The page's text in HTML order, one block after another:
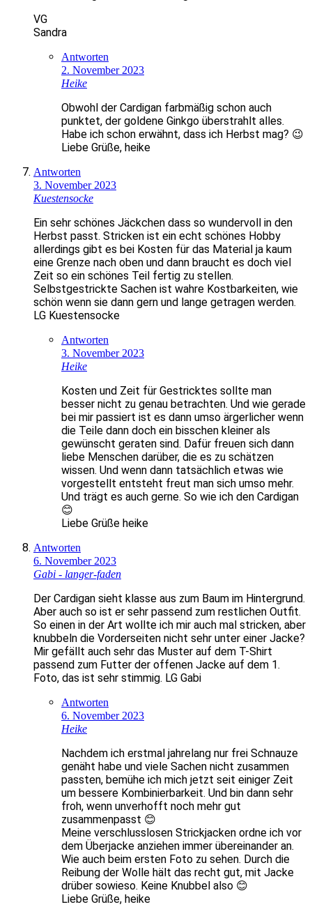
VG
Sandra
Antworten
2. November 2023
Heike
Obwohl der Cardigan farbmäßig schon auch
punktet, der goldene Ginkgo überstrahlt alles.
Habe ich schon erwähnt, dass ich Herbst mag? 😉
Liebe Grüße, heike
Antworten
3. November 2023
Kuestensocke
Ein sehr schönes Jäckchen dass so wundervoll in den
Herbst passt. Stricken ist ein echt schönes Hobby
allerdings gibt es bei Kosten für das Material ja kaum
eine Grenze nach oben und dann braucht es doch viel
Zeit so ein schönes Teil fertig zu stellen.
Selbstgestrickte Sachen ist wahre Kostbarkeiten, wie
schön wenn sie dann gern und lange getragen werden.
LG Kuestensocke
Antworten
3. November 2023
Heike
Kosten und Zeit für Gestricktes sollte man
besser nicht zu genau betrachten. Und wie gerade
bei mir passiert ist es dann umso ärgerlicher wenn
die Teile dann doch ein bisschen kleiner als
gewünscht geraten sind. Dafür freuen sich dann
liebe Menschen darüber, die es zu schätzen
wissen. Und wenn dann tatsächlich etwas wie
vorgestellt entsteht freut man sich umso mehr.
Und trägt es auch gerne. So wie ich den Cardigan
😊
Liebe Grüße heike
Antworten
6. November 2023
Gabi - langer-faden
Der Cardigan sieht klasse aus zum Baum im Hintergrund.
Aber auch so ist er sehr passend zum restlichen Outfit.
So einen in der Art wollte ich mir auch mal stricken, aber
knubbeln die Vorderseiten nicht sehr unter einer Jacke?
Mir gefällt auch sehr das Muster auf dem T-Shirt
passend zum Futter der offenen Jacke auf dem 1.
Foto, das ist sehr stimmig. LG Gabi
Antworten
6. November 2023
Heike
Nachdem ich erstmal jahrelang nur frei Schnauze
genäht habe und viele Sachen nicht zusammen
passten, bemühe ich mich jetzt seit einiger Zeit
um bessere Kombinierbarkeit. Und bin dann sehr
froh, wenn unverhofft noch mehr gut
zusammenpasst 😊
Meine verschlusslosen Strickjacken ordne ich vor
dem Überjacke anziehen immer übereinander an.
Wie auch beim ersten Foto zu sehen. Durch die
Reibung der Wolle hält das recht gut, mit Jacke
drüber sowieso. Keine Knubbel also 😊
Liebe Grüße, heike